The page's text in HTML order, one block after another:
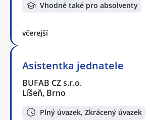
Vhodné také pro absolventy
včerejší
Asistentka jednatele
BUFAB CZ s.r.o.
Líšeň, Brno
Plný úvazek, Zkrácený úvazek